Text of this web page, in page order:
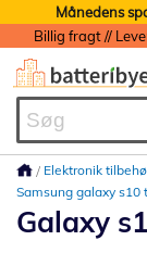
Månedens
Elektronik
Samsung galaxy s10
Galaxy